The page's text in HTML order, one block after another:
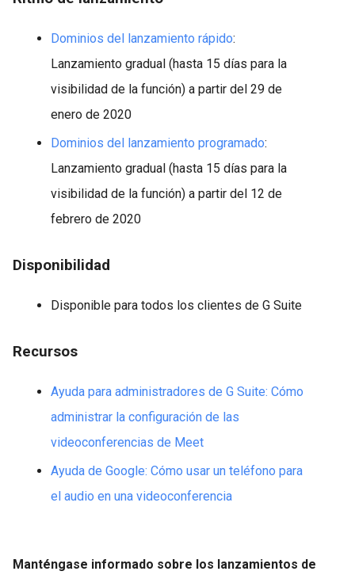
Dominios del lanzamiento rápido:
Lanzamiento gradual (hasta 15 días para la
visibilidad de la función) a partir del 29 de
enero de 2020
Dominios del lanzamiento programado:
Lanzamiento gradual (hasta 15 días para la
visibilidad de la función) a partir del 12 de
febrero de 2020
Disponibilidad
Disponible para todos los clientes de G Suite
Recursos
Ayuda para administradores de G Suite: Cómo
administrar la configuración de las
videoconferencias de Meet
Ayuda de Google: Cómo usar un teléfono para
el audio en una videoconferencia
Manténgase informado sobre los lanzamientos de